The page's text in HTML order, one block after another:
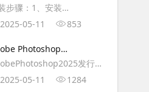
版（64位）破解版下
步骤：1、安装
、
Crack里面的文件到
安装目录里，覆盖同
2025-05-11 853
Photoshop
（v26.6.1）多语言
版下载
发行
2025版本：26.6.1.7开发
2025-05-11 1284